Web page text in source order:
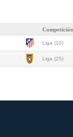
Competición
Liga (10)
Liga (25)